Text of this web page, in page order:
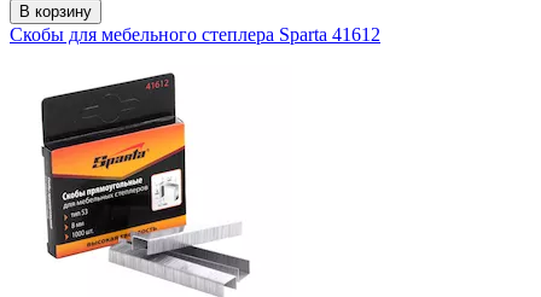
В корзину
Скобы для мебельного степлера Sparta 41612